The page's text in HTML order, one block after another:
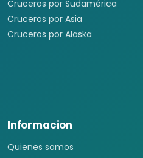
Cruceros por Sudamérica
Cruceros por Asia
Cruceros por Alaska
Informacion
Quienes somos